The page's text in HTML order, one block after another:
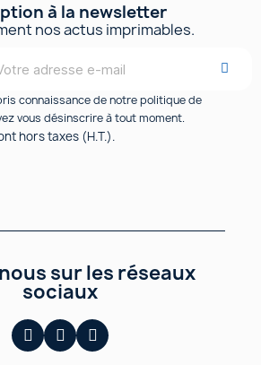
à la newsletter
nos actus imprimables.
connaissance de notre politique de
vous désinscrire à tout moment.
hors taxes (H.T.).
sur les réseaux
sociaux